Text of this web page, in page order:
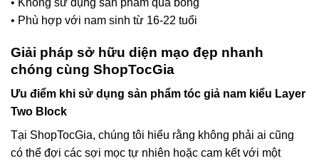
• Không sử dụng sản phẩm quá bóng
• Phù hợp với nam sinh từ 16-22 tuổi
Giải pháp sở hữu diện mạo đẹp nhanh
chóng cùng ShopTocGia
Ưu điểm khi sử dụng sản phẩm tóc giả nam kiểu Layer
Two Block
Tại ShopTocGia, chúng tôi hiểu rằng không phải ai cũng
có thể đợi các sợi mọc tự nhiên hoặc cam kết với một